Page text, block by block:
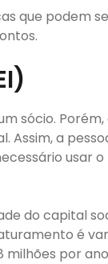
que podem
sócio.
Assim, a
usar
do capital
é
por